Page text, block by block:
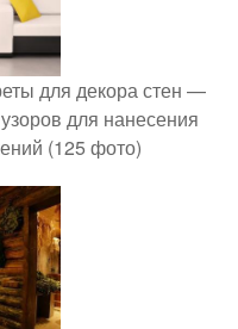
для декора стен —
для нанесения
(125 фото)